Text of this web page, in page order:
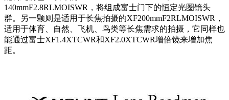
140mmF2.8RLMOISWR，将组成富士门下的恒定光圈镜头
群。另一颗则是适用于长焦拍摄的XF200mmF2RLMOISWR，
适用于体育、自然、飞机、鸟类等长焦需求的拍摄，它同样也
能通过富士XF1.4XTCWR和XF2.0XTCWR增倍镜来增加焦
距。